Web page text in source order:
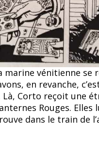
vénitienne se
en revanche,
Corto reçoit une
Rouges.
dans le train de